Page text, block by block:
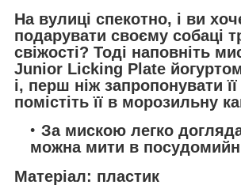
На вулиці спекотно, і ви
подарувати своєму собаці
свіжості? Тоді наповніть
Junior Licking Plate
і, перш ніж запропонувати
помістіть її в морозильну
За мискою легко
можна мити в
Матеріал: пластик